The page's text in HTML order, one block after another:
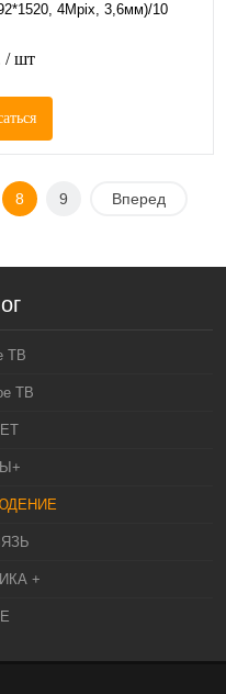
4Mpix, 3,6мм)/10
/ шт
8 9 Вперед
ТВ
ТВ
+